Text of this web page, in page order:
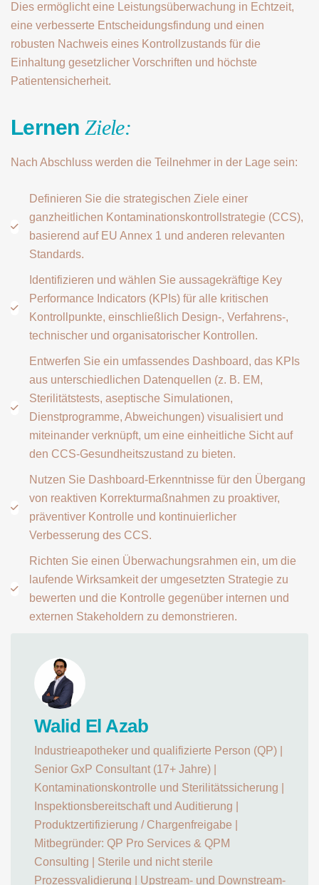
Dies ermöglicht eine Leistungsüberwachung in Echtzeit,
eine verbesserte Entscheidungsfindung und einen
robusten Nachweis eines Kontrollzustands für die
Einhaltung gesetzlicher Vorschriften und höchste
Patientensicherheit.
Lernen Ziele:
Nach Abschluss werden die Teilnehmer in der Lage sein:
Definieren Sie die strategischen Ziele einer
ganzheitlichen Kontaminationskontrollstrategie (CCS),
basierend auf EU Annex 1 und anderen relevanten
Standards.
Identifizieren und wählen Sie aussagekräftige Key
Performance Indicators (KPIs) für alle kritischen
Kontrollpunkte, einschließlich Design-, Verfahrens-,
technischer und organisatorischer Kontrollen.
Entwerfen Sie ein umfassendes Dashboard, das KPIs
aus unterschiedlichen Datenquellen (z. B. EM,
Sterilitätstests, aseptische Simulationen,
Dienstprogramme, Abweichungen) visualisiert und
miteinander verknüpft, um eine einheitliche Sicht auf
den CCS-Gesundheitszustand zu bieten.
Nutzen Sie Dashboard-Erkenntnisse für den Übergang
von reaktiven Korrekturmaßnahmen zu proaktiver,
präventiver Kontrolle und kontinuierlicher
Verbesserung des CCS.
Richten Sie einen Überwachungsrahmen ein, um die
laufende Wirksamkeit der umgesetzten Strategie zu
bewerten und die Kontrolle gegenüber internen und
externen Stakeholdern zu demonstrieren.
Walid El Azab
Industrieapotheker und qualifizierte Person (QP) |
Senior GxP Consultant (17+ Jahre) |
Kontaminationskontrolle und Sterilitätssicherung |
Inspektionsbereitschaft und Auditierung |
Produktzertifizierung / Chargenfreigabe |
Mitbegründer: QP Pro Services & QPM
Consulting | Sterile und nicht sterile
Prozessvalidierung | Upstream- und Downstream-